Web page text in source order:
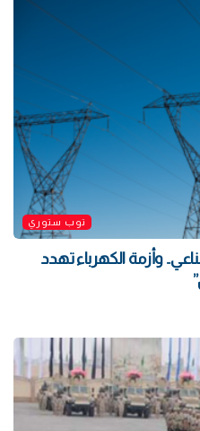
توب ستوري
وأزمة الكهرباء تهدد